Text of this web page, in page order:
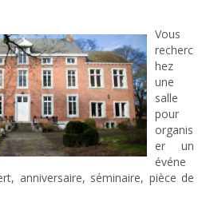
Vous
recherc
hez
une
salle
pour
organis
er un
événe
anniversaire, séminaire, pièce de